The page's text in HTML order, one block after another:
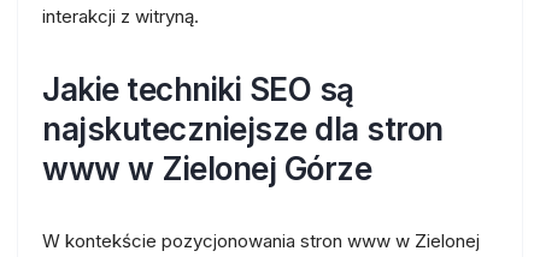
interakcji z witryną.
Jakie techniki SEO są
najskuteczniejsze dla stron
www w Zielonej Górze
W kontekście pozycjonowania stron www w Zielonej